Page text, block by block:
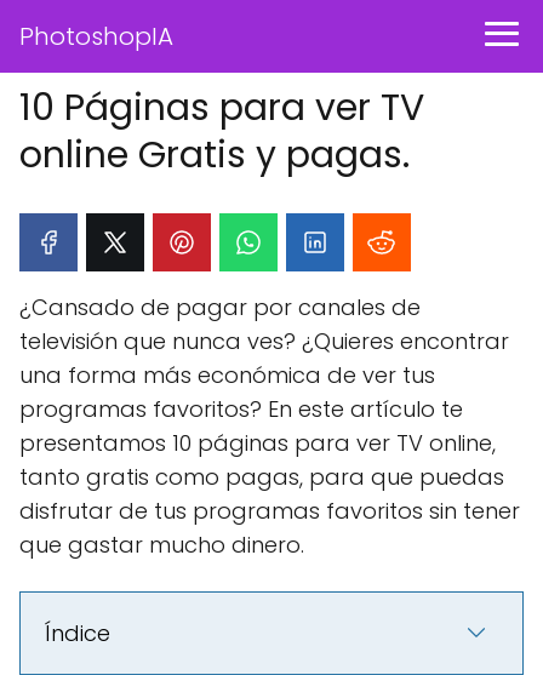
PhotoshopIA
10 Páginas para ver TV
online Gratis y pagas.
¿Cansado de pagar por canales de
televisión que nunca ves? ¿Quieres encontrar
una forma más económica de ver tus
programas favoritos? En este artículo te
presentamos 10 páginas para ver TV online,
tanto gratis como pagas, para que puedas
disfrutar de tus programas favoritos sin tener
que gastar mucho dinero.
Índice